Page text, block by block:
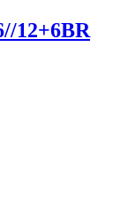
12+6BR